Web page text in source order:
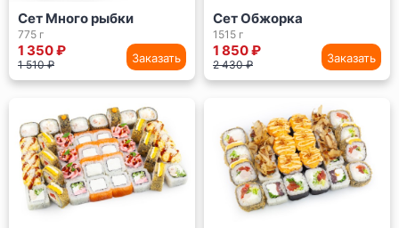
Сет Много рыбки
775 г
1 350 ₽
1 510 ₽ Заказать
Сет Обжорка
1515 г
1 850 ₽
2 430 ₽ Заказать